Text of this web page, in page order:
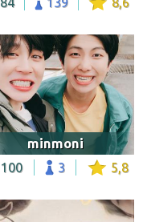
minmoni
100 3 5,8